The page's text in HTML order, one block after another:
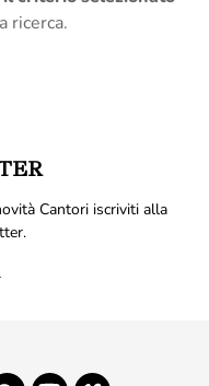
ricerca.
Cantori iscriviti alla